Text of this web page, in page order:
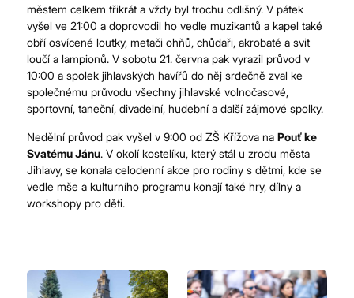
městem celkem třikrát a vždy byl trochu odlišný. V pátek
vyšel ve 21:00 a doprovodil ho vedle muzikantů a kapel také
obří osvícené loutky, metači ohňů, chůdaři, akrobaté a svit
loučí a lampionů. V sobotu 21. června pak vyrazil průvod v
10:00 a spolek jihlavských havířů do něj srdečně zval ke
společnému průvodu všechny jihlavské volnočasové,
sportovní, taneční, divadelní, hudební a další zájmové spolky.
Nedělní průvod pak vyšel v 9:00 od ZŠ Křížova na Pouť ke
Svatému Jánu. V okolí kostelíku, který stál u zrodu města
Jihlavy, se konala celodenní akce pro rodiny s dětmi, kde se
vedle mše a kulturního programu konají také hry, dílny a
workshopy pro děti.